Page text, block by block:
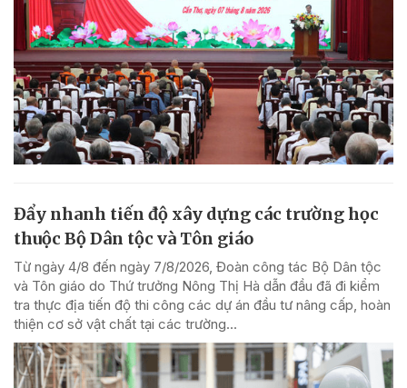
Đẩy nhanh tiến độ xây dựng các trường học
thuộc Bộ Dân tộc và Tôn giáo
Từ ngày 4/8 đến ngày 7/8/2026, Đoàn công tác Bộ Dân tộc
và Tôn giáo do Thứ trưởng Nông Thị Hà dẫn đầu đã đi kiểm
tra thực địa tiến độ thi công các dự án đầu tư nâng cấp, hoàn
thiện cơ sở vật chất tại các trường...